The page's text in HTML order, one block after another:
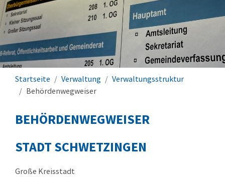
Startseite Verwaltung
Verwaltungsstruktur
Behördenwegweiser
BEHÖRDENWEGWEISER
STADT SCHWETZINGEN
Große Kreisstadt